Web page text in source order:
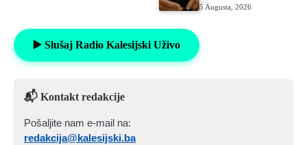
5 Augusta, 2026
▶️ Slušaj Radio Kalesijski Uživo
📬 Kontakt redakcije
Pošaljite nam e-mail na:
redakcija@kalesijski.ba